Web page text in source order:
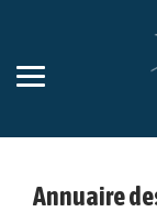
Aller
la
Annuaire